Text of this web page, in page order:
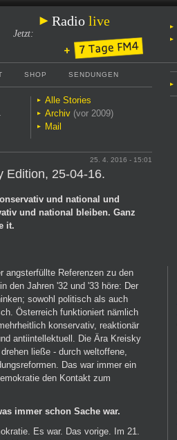
Radio live
Jetzt:
SHOP SENDUNGEN
Alle Stories
Archiv (vor 2009)
Mail
25. 4. 2016 - 15:01
Edition, 25-04-16.
und national und
und national bleiben. Ganz
it.
angsterfüllte Referenzen zu den
den Jahren '32 und '33 höre: Der
sowohl politisch als auch
Österreich funktioniert nämlich
konservativ, reaktionär
antiintellektuell. Die Ära Kreisky
ließe - durch weltoffene,
Das war immer ein
den Kontakt zum
immer schon Sache war.
Es war. Das vorige. Im 21.